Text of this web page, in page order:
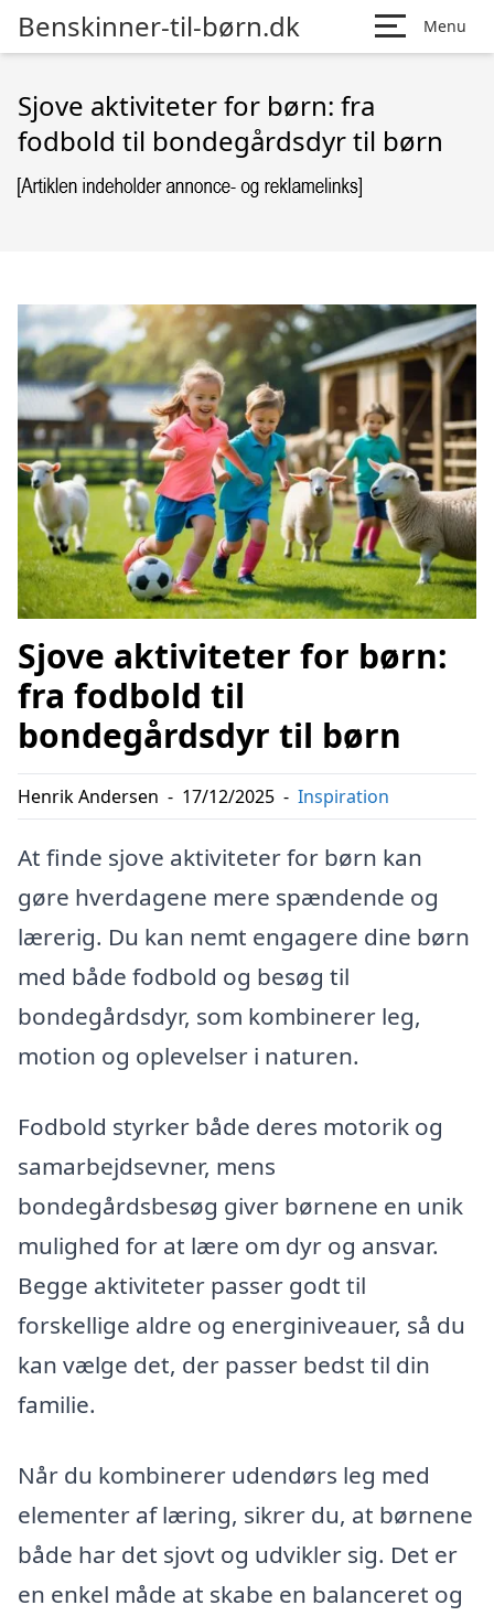
Benskinner-til-børn.dk Menu
Sjove aktiviteter for børn: fra
fodbold til bondegårdsdyr til børn
Sjove aktiviteter for børn:
fra fodbold til
bondegårdsdyr til børn
Henrik Andersen - 17/12/2025 - Inspiration
At finde sjove aktiviteter for børn kan
gøre hverdagene mere spændende og
lærerig. Du kan nemt engagere dine børn
med både fodbold og besøg til
bondegårdsdyr, som kombinerer leg,
motion og oplevelser i naturen.
Fodbold styrker både deres motorik og
samarbejdsevner, mens
bondegårdsbesøg giver børnene en unik
mulighed for at lære om dyr og ansvar.
Begge aktiviteter passer godt til
forskellige aldre og energiniveauer, så du
kan vælge det, der passer bedst til din
familie.
Når du kombinerer udendørs leg med
elementer af læring, sikrer du, at børnene
både har det sjovt og udvikler sig. Det er
en enkel måde at skabe en balanceret og